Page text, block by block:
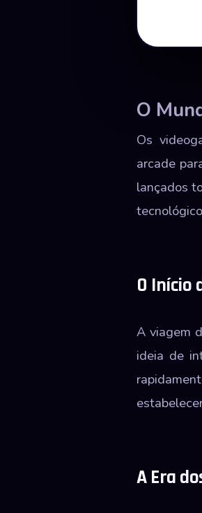
O
Os
arcade
lançados
O Início
A viagem
ideia de
A Era